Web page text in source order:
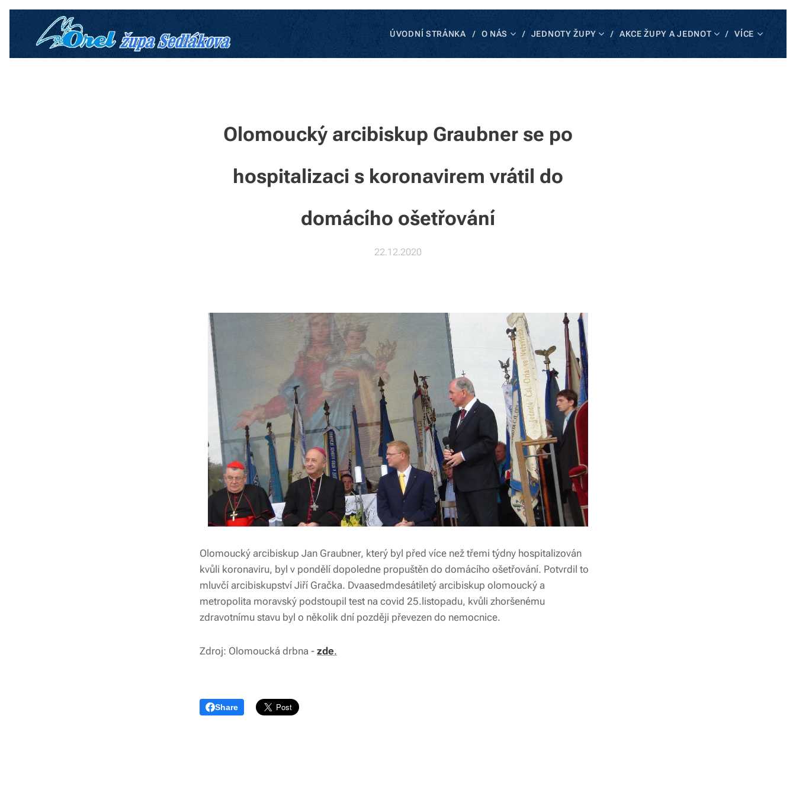
ÚVODNÍ STRÁNKA O NÁS JEDNOTY ŽUPY AKCE ŽUPY A JEDNOT VÍCE
Olomoucký arcibiskup Graubner se po
hospitalizaci s koronavirem vrátil do
domácího ošetřování
22.12.2020
Olomoucký arcibiskup Jan Graubner, který byl před více než třemi týdny hospitalizován
kvůli koronaviru, byl v pondělí dopoledne propuštěn do domácího ošetřování. Potvrdil to
mluvčí arcibiskupství Jiří Gračka. Dvaasedmdesátiletý arcibiskup olomoucký a
metropolita moravský podstoupil test na covid 25.listopadu, kvůli zhoršenému
zdravotnímu stavu byl o několik dní později převezen do nemocnice.
Zdroj: Olomoucká drbna - zde.
Share